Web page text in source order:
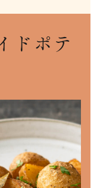
ドポテ